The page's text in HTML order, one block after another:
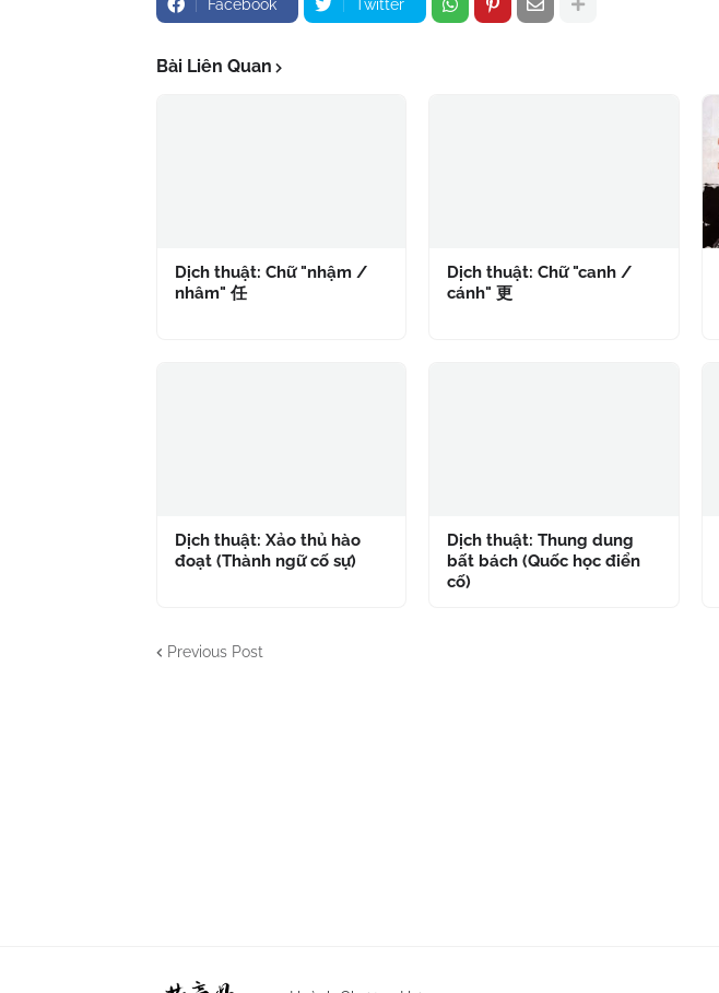
Facebook Twitter
Bài Liên Quan
Dịch thuật: Chữ "nhậm /
nhâm" 任
Dịch thuật: Chữ "canh /
cánh" 更
Dịch thuật: Xảo thủ hào
đoạt (Thành ngữ cố sự)
Dịch thuật: Thung dung
bất bách (Quốc học điển
cố)
Previous Post